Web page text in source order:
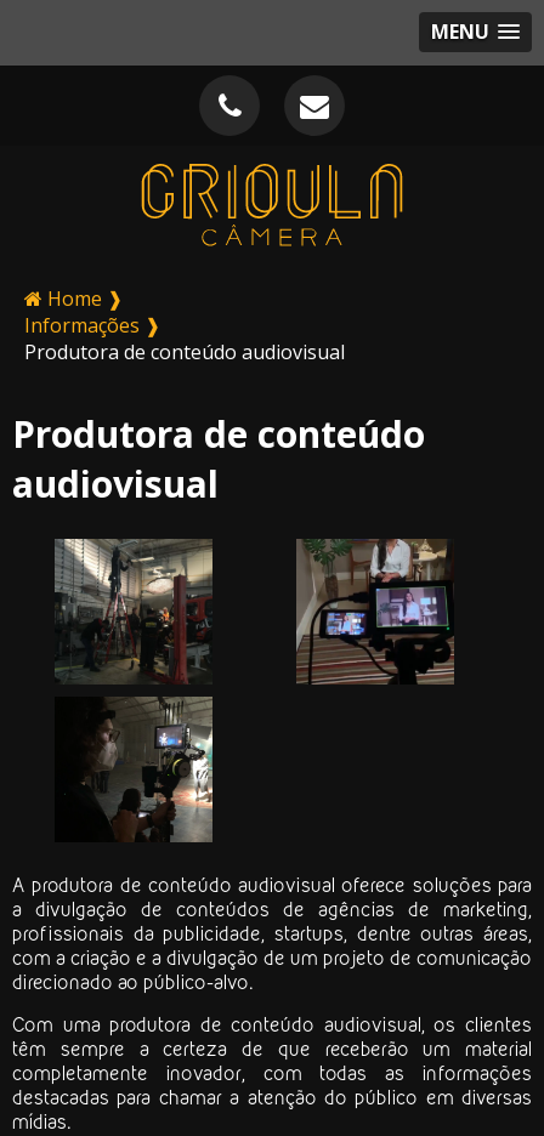
MENU
Home ❱
Informações ❱
Produtora de conteúdo audiovisual
Produtora de conteúdo
audiovisual
A produtora de conteúdo audiovisual oferece soluções para
a divulgação de conteúdos de agências de marketing,
profissionais da publicidade, startups, dentre outras áreas,
com a criação e a divulgação de um projeto de comunicação
direcionado ao público-alvo.
Com uma produtora de conteúdo audiovisual, os clientes
têm sempre a certeza de que receberão um material
completamente inovador, com todas as informações
destacadas para chamar a atenção do público em diversas
mídias.